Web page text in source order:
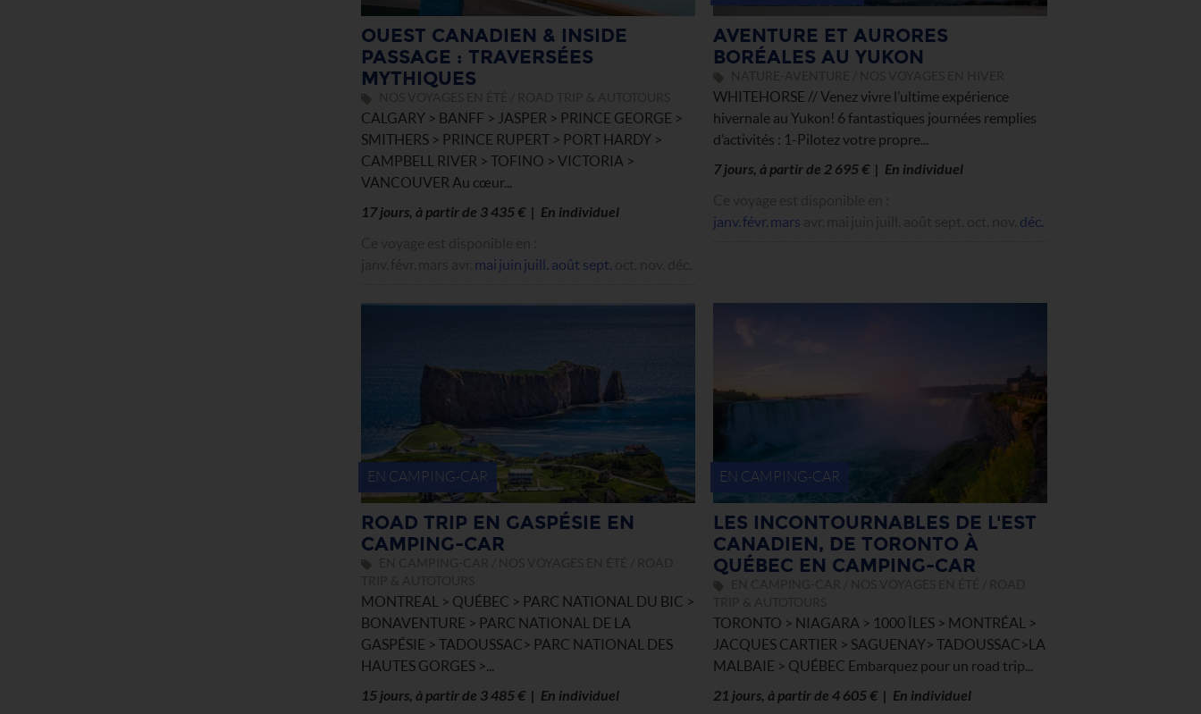
OUEST CANADIEN & INSIDE
PASSAGE : TRAVERSÉES
MYTHIQUES
CALGARY > BANFF > JASPER > PRINCE GEORGE >
SMITHERS > PRINCE RUPERT > PORT HARDY >
CAMPBELL RIVER > TOFINO > VICTORIA >
VANCOUVER Au cœur...
17 jours, à partir de 3 435 € | En individuel
mai juin juill. août sept.
AVENTURE ET AURORES
BORÉALES AU YUKON
WHITEHORSE // Venez vivre l’ultime expérience
hivernale au Yukon! 6 fantastiques journées remplies
d’activités : 1-Pilotez votre propre...
7 jours, à partir de 2 695 € | En individuel
janv.févr. mars déc.
EN CAMPING-CAR
ROAD TRIP EN GASPÉSIE EN
CAMPING-CAR
MONTREAL > QUÉBEC > PARC NATIONAL DU BIC >
BONAVENTURE > PARC NATIONAL DE LA
GASPÉSIE > TADOUSSAC> PARC NATIONAL DES
HAUTES GORGES >...
15 jours, à partir de 3 485 € | En individuel
EN CAMPING-CAR
LES INCONTOURNABLES DE L'EST
CANADIEN, DE TORONTO À
QUÉBEC EN CAMPING-CAR
TORONTO > NIAGARA > 1000 ÎLES > MONTRÉAL >
JACQUES CARTIER > SAGUENAY> TADOUSSAC>LA
MALBAIE > QUÉBEC Embarquez pour un road trip...
21 jours, à partir de 4 605 € | En individuel